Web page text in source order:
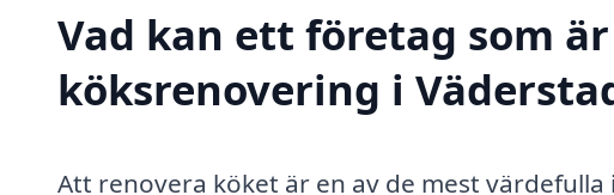
Vad kan ett företag som
köksrenovering i
Att renovera köket är en av de mest